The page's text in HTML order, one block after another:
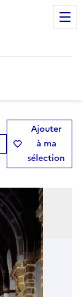
Ajouter
à ma
sélection